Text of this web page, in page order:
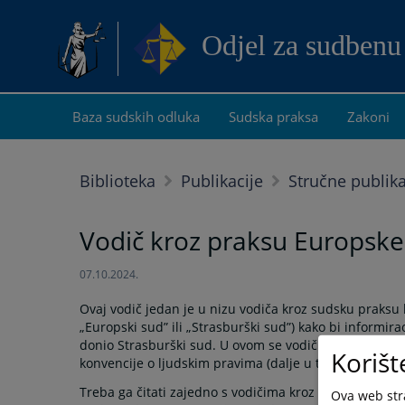
Odjel za
Baza sudskih odluka Sudska praksa Zakoni
Biblioteka Publikacije Stručne
Vodič kroz praksu
07.10.2024.
Ovaj vodič jedan je u nizu vodiča kroz sudsku
„Europski sud” ili „Strasburški sud”) kako bi
donio Strasburški sud. U ovom se vodiču analizira i
konvencije o ljudskim pravima (dalje u tekstu:
Treba ga čitati zajedno s vodičima kroz sudsku
Ova web